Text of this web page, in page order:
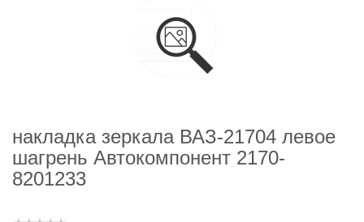
накладка зеркала ВАЗ-21704 левое
шагрень Автокомпонент 2170-
8201233